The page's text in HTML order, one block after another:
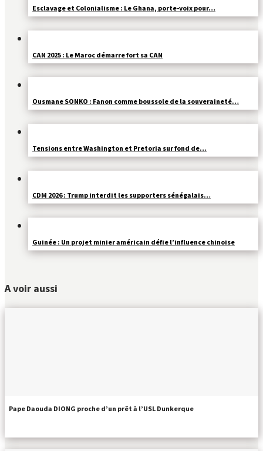
Esclavage et Colonialisme : Le Ghana, porte-voix pour…
CAN 2025 : Le Maroc démarre fort sa CAN
Ousmane SONKO : Fanon comme boussole de la souveraineté…
Tensions entre Washington et Pretoria sur fond de…
CDM 2026 : Trump interdit les supporters sénégalais…
Guinée : Un projet minier américain défie l’influence chinoise
A voir aussi
Pape Daouda DIONG proche d’un prêt à l’USL Dunkerque